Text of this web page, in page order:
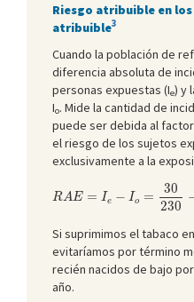
Riesgo atribuible en
atribuible3
Cuando la población de
diferencia absoluta de
personas expuestas (Ie) y
Io. Mide la cantidad de
puede ser debida al
el riesgo de los sujetos
exclusivamente a la
RAE = Ie − Io =
30
230
30230
Si suprimimos el tabaco
evitaríamos por término
recién nacidos de bajo
año.